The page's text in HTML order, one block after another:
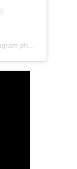
and videos